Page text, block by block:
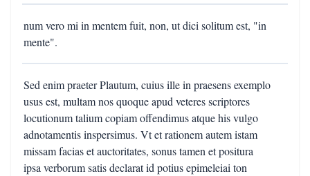
num vero mi in mentem fuit, non, ut dici solitum est, "in
mente".
Sed enim praeter Plautum, cuius ille in praesens exemplo
usus est, multam nos quoque apud veteres scriptores
locutionum talium copiam offendimus atque his vulgo
adnotamentis inspersimus. Vt et rationem autem istam
missam facias et auctoritates, sonus tamen et positura
ipsa verborum satis declarat id potius epimeleiai ton